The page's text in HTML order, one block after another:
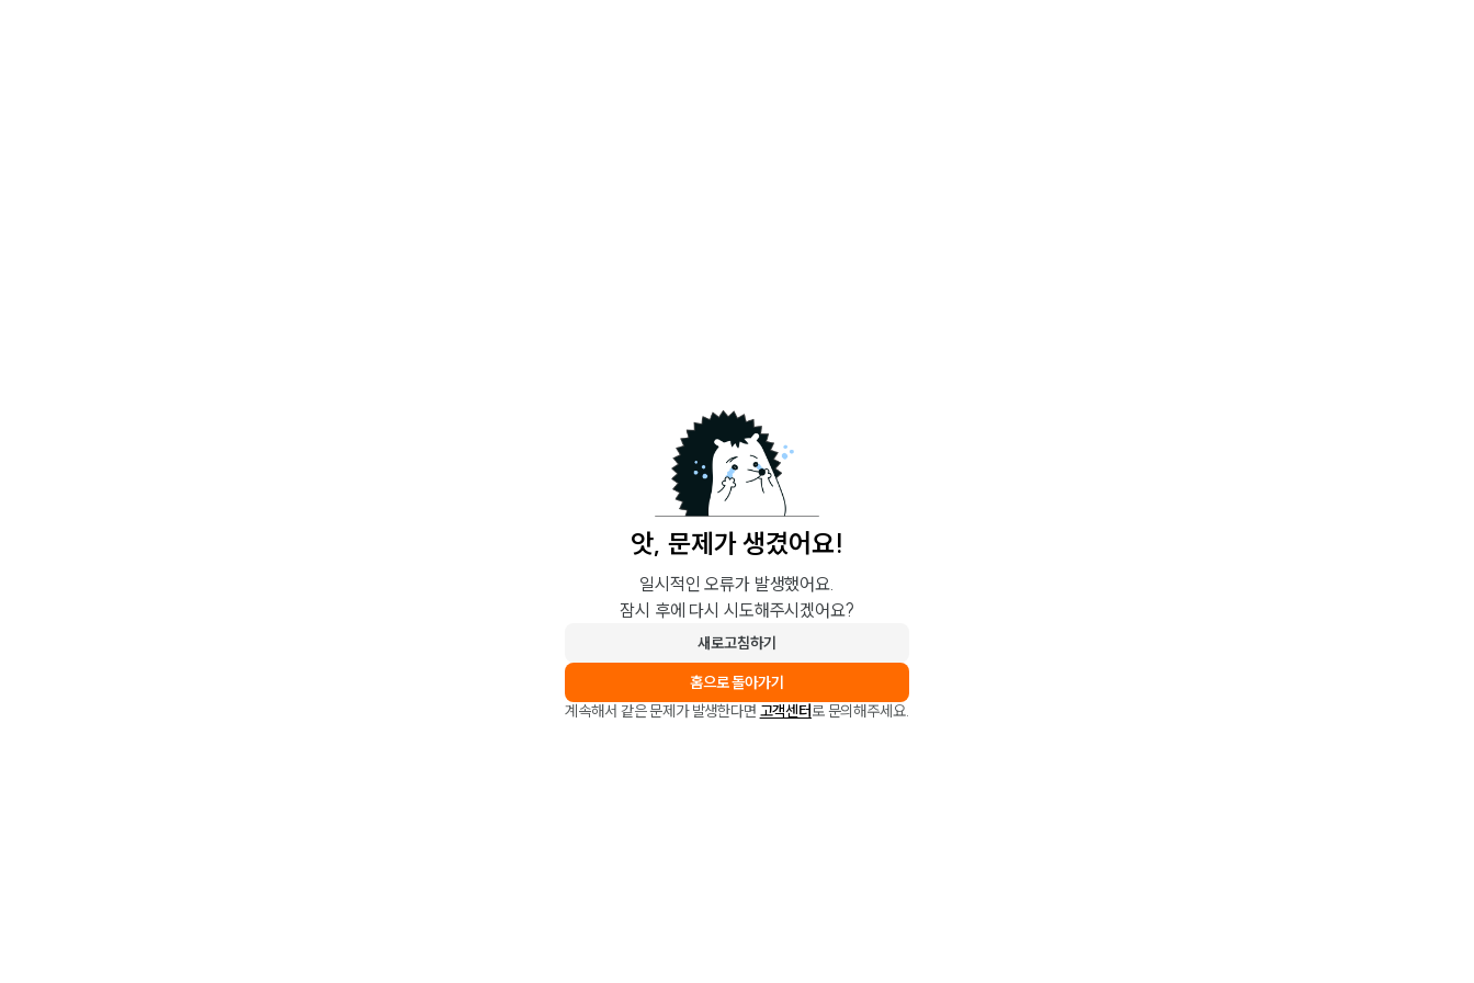
앗, 문제가 생겼어요!
일시적인 오류가 발생했어요.
잠시 후에 다시 시도해주시겠어요?
새로고침하기
홈으로 돌아가기
계속해서 같은 문제가 발생한다면 고객센터로 문의해주세요.